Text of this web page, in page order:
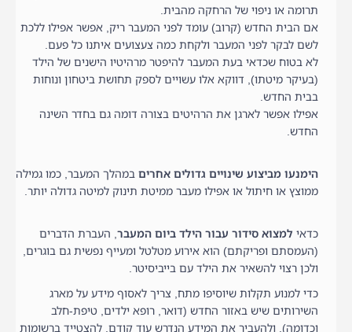
תרומה או ניפוי של הרחקה מהבית.
אם הבית החדש (קרוב) עומד לפני המעבר ריק, אפשר אפילו ללכת
לשם לבקר לפני המעבר ולקחת כמה צעצועים איתנו כל פעם.
לא בטוח שכדאי בעת המעבר להיפטר מרהיטיו הישנים של הילד
(בעיקר מיטתו), דווקא אלו עשויים לספק תחושת ביטחון ונוחות
בבית החדש.
אפילו אפשר לארגן את הרהיטים בצורה דומה גם בחדר השינה
החדש.
הימנעו מביצוע שינויים גדולים אחריםבמהלך המעבר, כמו גמילה
ממוצץ או חיתול או אפילו מעבר ממיטת תינוק למיטה גדולה יותר.
כדאי למצוא סידור עבור הילד ביום המעבר, העברת הדברים
(העמסתם ופריקתם) הוא אירוע מטלטל ומעייף נפשית גם בוגרים,
ולכן רצוי להשאיר את הילד עם בייביסיטר.
כדי למנוע תקלות שיוסיפו מתח, צריך לאסוף מידע על מארג
השירותים שיש באזור החדש (דואר, רופא ילדים, טיפת-חלב
וכדומה). ולהעביר את המידע הנדרש עוד קודם, להצטייד ברשומות